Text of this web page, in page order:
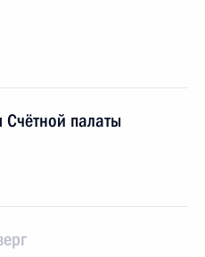
Счётной палаты